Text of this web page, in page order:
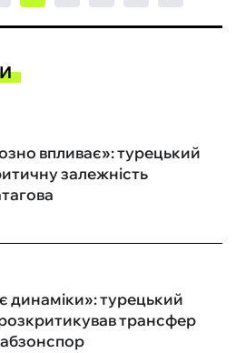
впливає»: турецький
залежність
динаміки»: турецький
трансфер